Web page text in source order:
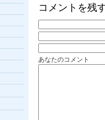
コメントを残
あなたのコメント